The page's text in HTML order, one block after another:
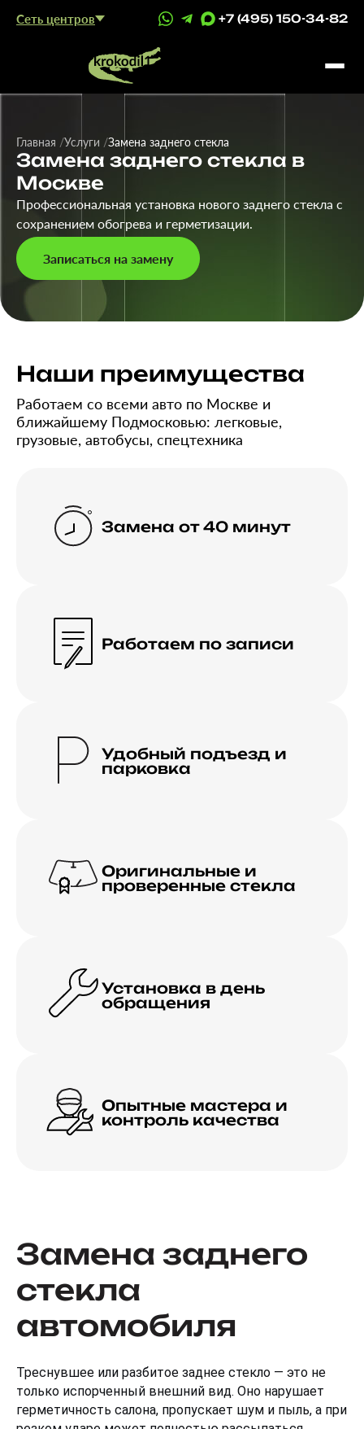
Сеть центров +7 (495) 150-34-82
Главная Услуги Замена заднего стекла
Замена заднего стекла в
Москве
Профессиональная установка нового заднего стекла с
сохранением обогрева и герметизации.
Записаться на замену
Наши преимущества
Работаем со всеми авто по Москве и
ближайшему Подмосковью: легковые,
грузовые, автобусы, спецтехника
Замена от 40 минут
Работаем по записи
Удобный подъезд и
парковка
Оригинальные и
проверенные стекла
Установка в день
обращения
Опытные мастера и
контроль качества
Замена заднего
стекла
автомобиля
Треснувшее или разбитое заднее стекло — это не
только испорченный внешний вид. Оно нарушает
герметичность салона, пропускает шум и пыль, а при